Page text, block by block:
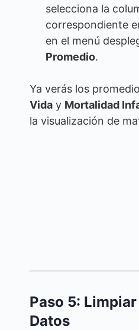
selecciona la
correspondiente
en el menú
Promedio.
Ya verás los
Vida y Mortalidad
la visualización de
Paso 5:
Datos